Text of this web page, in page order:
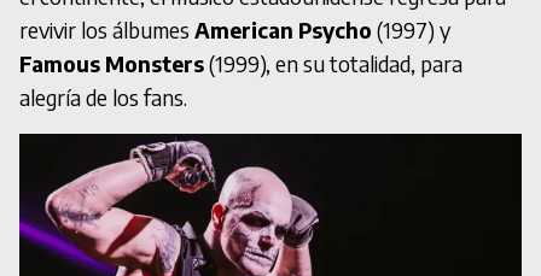
revivir los álbumes American Psycho (1997) y
Famous Monsters(1999), en su totalidad, para
alegría de los fans.